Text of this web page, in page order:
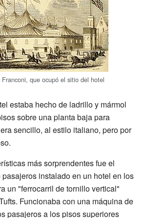
que ocupó el sitio del hotel
estaba hecho de ladrillo y mármol
sobre una planta baja para
sencillo, al estilo italiano, pero por
más sorprendentes fue el
instalado en un hotel en los
un "ferrocarril de tornillo vertical"
Funcionaba con una máquina de
pasajeros a los pisos superiores